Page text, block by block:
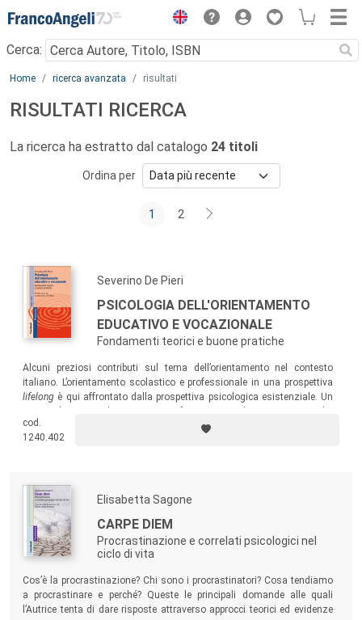
Menu
Cerca:
Main content
Home ricerca avanzata risultati
RISULTATI RICERCA
La ricerca ha estratto dal catalogo 24 titoli
Ordina per
1 2
Severino De Pieri
PSICOLOGIA DELL'ORIENTAMENTO
EDUCATIVO E VOCAZIONALE
Fondamenti teorici e buone pratiche
Alcuni preziosi contributi sul tema dell’orientamento nel contesto
italiano. L’orientamento scolastico e professionale in una prospettiva
lifelong è qui affrontato dalla prospettiva psicologica esistenziale. Un
operano nel vasto ambito dell’orientamento e dell’educazione.
cod.
1240.402
Elisabetta Sagone
CARPE DIEM
Procrastinazione e correlati psicologici nel
ciclo di vita
Cos’è la procrastinazione? Chi sono i procrastinatori? Cosa tendiamo
a procrastinare e perché? Queste le principali domande alle quali
l’Autrice tenta di dare risposte attraverso approcci teorici ed evidenze